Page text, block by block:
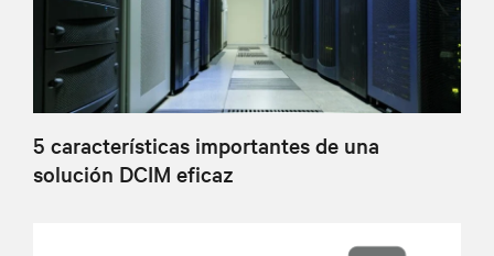
5 características importantes de una
solución DCIM eficaz